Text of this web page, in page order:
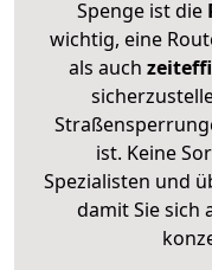
Spenge ist die
wichtig, eine
als auch
ist. Keine
Spezialisten und
damit Sie sich